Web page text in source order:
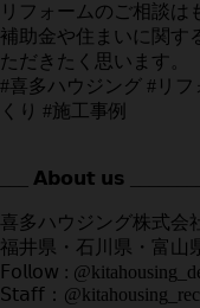
リフォームのご相談は
補助金や住まいに関す
ただきたく思います。
#喜多ハウジング #リ
くり #施工事例
___ 𝗔𝗯𝗼𝘂𝘁 𝘂𝘀
喜多ハウジング株式会社
福井県・石川県・富山
𝖥𝗈𝗅𝗅𝗈𝗐 :
𝖲𝗍𝖺𝖿𝖿：